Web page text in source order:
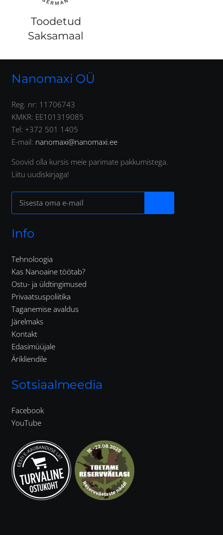
Toodetud
Saksamaal
Nanomaxi OÜ
Reg. nr: 11706743
KMKR: EE101319085
Tel: +372 501 1405
E-mail: nanomaxi@nanomaxi.ee
Soovid olla kursis meie parimate pakkumistega.
Liitu uudiskirjaga!
Info
Tehnoloogia
Kas Nanoaine töötab?
Ostu- ja üldtingimused
Privaatsuspoliitika
Taganemise avaldus
Järelmaks
Kontakt
Edasimüüjale
Ärikliendile
Sotsiaalmeedia
Facebook
YouTube